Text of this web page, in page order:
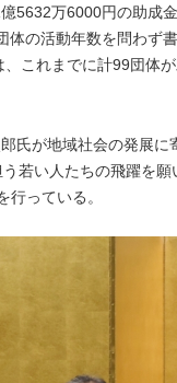
5632万6000円の助成
の活動年数を問わず
これまでに計99団体
氏が地域社会の発展に
若い人たちの飛躍を
っている。